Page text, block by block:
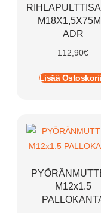
ADR
112,90€
Lisää
M12x1.5